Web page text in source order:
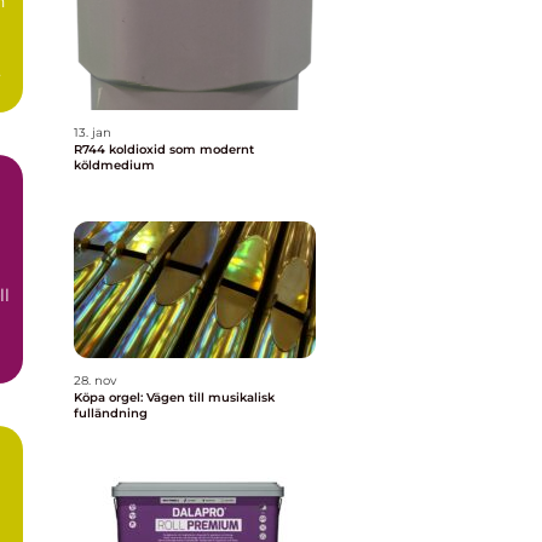
13. jan
R744 koldioxid som modernt
köldmedium
28. nov
Köpa orgel: Vägen till musikalisk
fulländning